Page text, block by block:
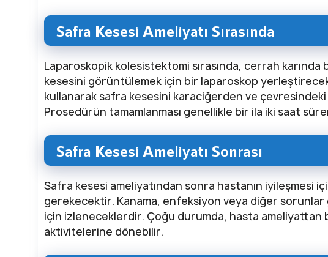
Safra Kesesi Ameliyatı Sırasında
Laparoskopik kolesistektomi sırasında, cerrah
kesesini görüntülemek için bir laparoskop
kullanarak safra kesesini karaciğerden ve çevresindeki
Prosedürün tamamlanması genellikle bir ila iki saat
Safra Kesesi Ameliyatı Sonrası
Safra kesesi ameliyatından sonra hastanın iyileşmesi
gerekecektir. Kanama, enfeksiyon veya diğer
için izleneceklerdir. Çoğu durumda, hasta ameliyattan
aktivitelerine dönebilir.